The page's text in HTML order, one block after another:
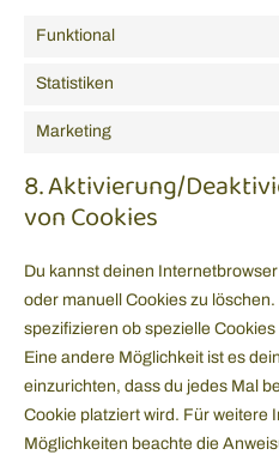
Funktional
Statistiken
Marketing
8. Aktivierung/
von Cookies
Du kannst deinen
oder manuell Cookies zu
spezifizieren ob spezielle
Eine andere Möglichkeit ist es
einzurichten, dass du jedes Mal
Cookie platziert wird. Für weitere
Möglichkeiten beachte die